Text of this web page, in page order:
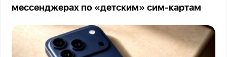
мессенджерах по «детским» сим-картам